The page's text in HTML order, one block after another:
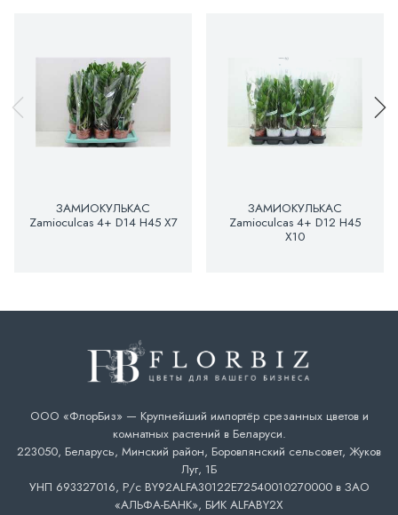
ЗАМИОКУЛЬКАС
Zamioculcas 4+ D14 H45 X7
ЗАМИОКУЛЬКАС
Zamioculcas 4+ D12 H45
X10
ООО «ФлорБиз» — Крупнейший импортёр срезанных цветов и
комнатных растений в Беларуси.
223050, Беларусь, Минский район, Боровлянский сельсовет, Жуков
Луг, 1Б
УНП 693327016, Р/с BY92ALFA30122E72540010270000 в ЗАО
«АЛЬФА-БАНК», БИК ALFABY2X